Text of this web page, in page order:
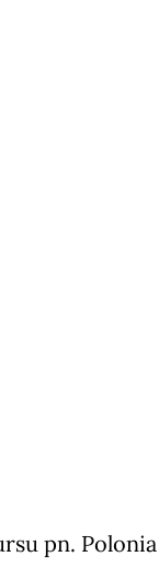
pn. Polonia